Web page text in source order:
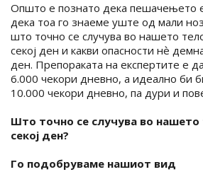
Општо е познато дека пешачењето
дека тоа го знаеме уште од мали
што точно се случува во нашето
секој ден и какви опасности нѐ
ден. Препораката на експертите е
6.000 чекори дневно, а идеално би
10.000 чекори дневно, па дури и
Што точно се случува во
секој ден?
Го подобруваме нашиот вид